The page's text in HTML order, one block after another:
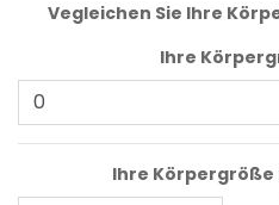
Vegleichen Sie Ihre
Ihre
Ihre Körpergröße